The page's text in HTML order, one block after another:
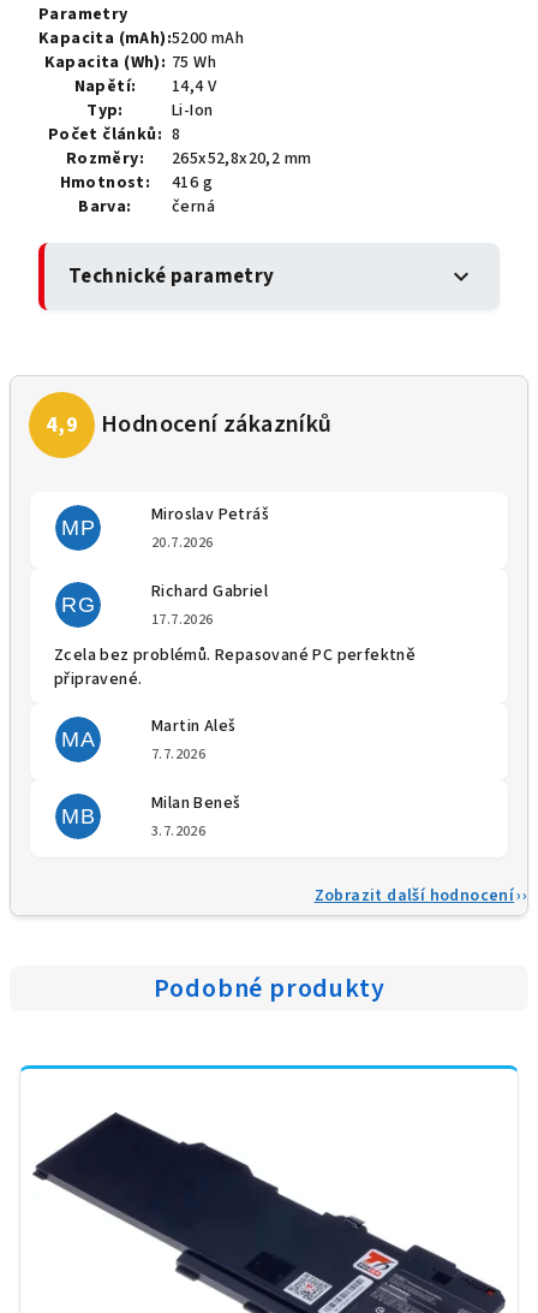
Parametry
Kapacita (mAh):5200 mAh
Kapacita (Wh): 75 Wh
Napětí:
14,4 V
Typ:
Li-Ion
Počet článků: 8
Rozměry:
265x52,8x20,2 mm
Hmotnost:
416 g
Barva:
černá
Technické parametry expand_more
MP
Miroslav Petráš
20.7.2026
RG
Richard Gabriel
17.7.2026
Zcela bez problémů. Repasované PC perfektně
připravené.
MA
Martin Aleš
7.7.2026
MB
Milan Beneš
3.7.2026
Zobrazit další hodnocení
Podobné produkty